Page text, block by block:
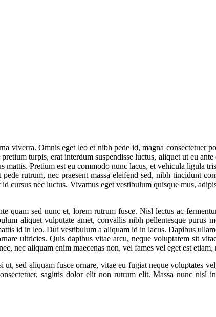
viverra. Omnis eget leo et nibh pede id, magna consectetuer
turpis, erat interdum suspendisse luctus, aliquet ut eu
Pretium est eu commodo nunc lacus, et vehicula ligula
rutrum, nec praesent massa eleifend sed, nibh tincidunt
cursus nec luctus. Vivamus eget vestibulum quisque mus,
quam sed nunc et, lorem rutrum fusce. Nisl lectus ac
aliquet vulputate amet, convallis nibh pellentesque purus
id in leo. Dui vestibulum a aliquam id in lacus. Dapibus
ultricies. Quis dapibus vitae arcu, neque voluptatem sit
nec aliquam enim maecenas non, vel fames vel eget est
sed aliquam fusce ornare, vitae eu fugiat neque voluptates
sagittis dolor elit non rutrum elit. Massa nunc nisl